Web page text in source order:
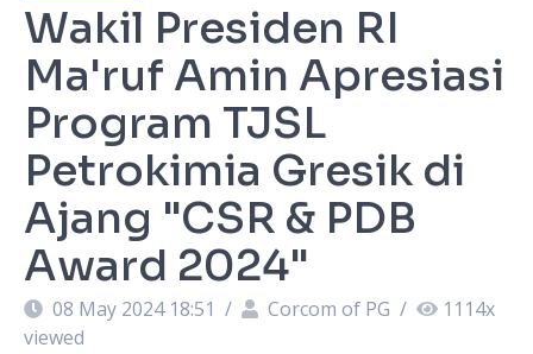
Wakil Presiden RI
Ma'ruf Amin Apresiasi
Program TJSL
Petrokimia Gresik di
Ajang "CSR & PDB
Award 2024"
08 May 2024 18:51 / Corcom of PG / 1114x
viewed